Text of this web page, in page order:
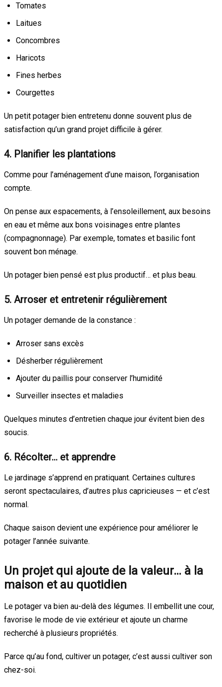
Tomates
Laitues
Concombres
Haricots
Fines herbes
Courgettes
Un petit potager bien entretenu donne souvent plus de
satisfaction qu’un grand projet difficile à gérer.
4. Planifier les plantations
Comme pour l’aménagement d’une maison, l’organisation
compte.
On pense aux espacements, à l’ensoleillement, aux besoins
en eau et même aux bons voisinages entre plantes
(compagnonnage). Par exemple, tomates et basilic font
souvent bon ménage.
Un potager bien pensé est plus productif… et plus beau.
5. Arroser et entretenir régulièrement
Un potager demande de la constance :
Arroser sans excès
Désherber régulièrement
Ajouter du paillis pour conserver l’humidité
Surveiller insectes et maladies
Quelques minutes d’entretien chaque jour évitent bien des
soucis.
6. Récolter… et apprendre
Le jardinage s’apprend en pratiquant. Certaines cultures
seront spectaculaires, d’autres plus capricieuses — et c’est
normal.
Chaque saison devient une expérience pour améliorer le
potager l’année suivante.
Un projet qui ajoute de la valeur… à la
maison et au quotidien
Le potager va bien au-delà des légumes. Il embellit une cour,
favorise le mode de vie extérieur et ajoute un charme
recherché à plusieurs propriétés.
Parce qu’au fond, cultiver un potager, c’est aussi cultiver son
chez-soi.